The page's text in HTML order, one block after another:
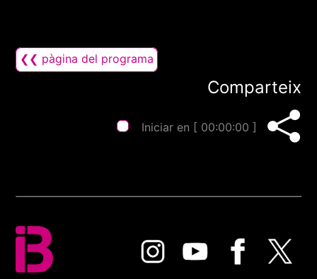
❮❮ pàgina del programa
Comparteix
Iniciar en [ 00:00:00 ]